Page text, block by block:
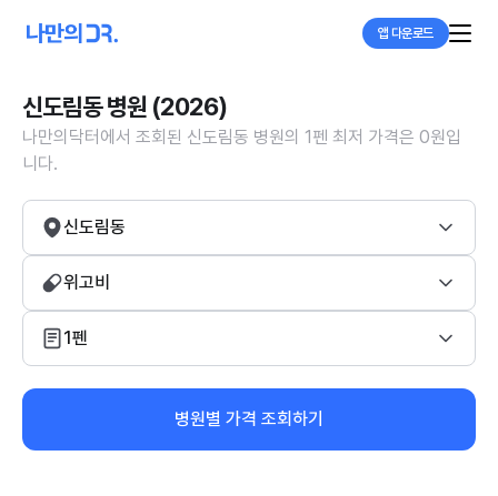
앱 다운로드
신도림동 병원 (2026)
나만의닥터에서 조회된 신도림동 병원의 1펜 최저 가격은 0원입
니다.
신도림동
위고비
1펜
병원별 가격 조회하기